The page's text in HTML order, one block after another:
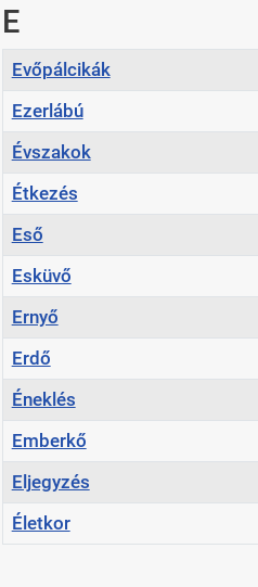
E
Cím
Evőpálcikák
Ezerlábú
Évszakok
Étkezés
Eső
Esküvő
Ernyő
Erdő
Éneklés
Emberkő
Eljegyzés
Életkor